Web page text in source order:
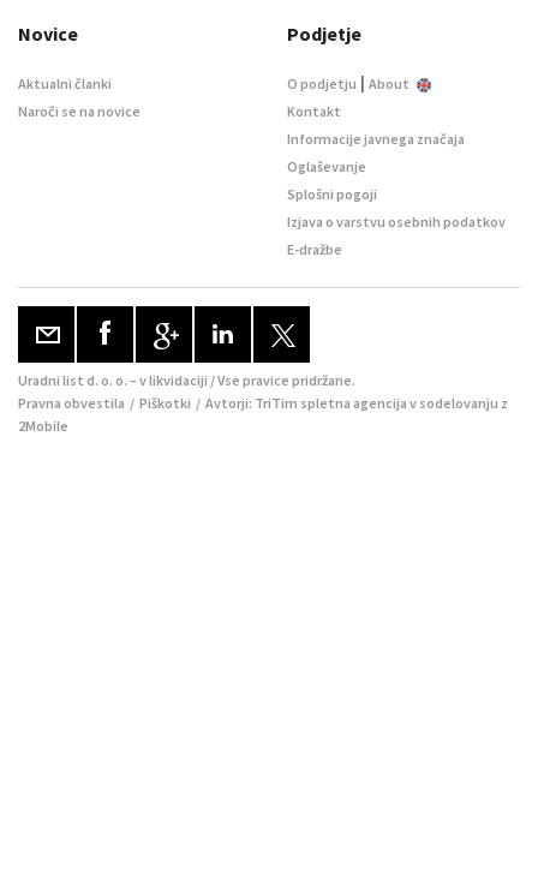
Novice
Aktualni članki
Naroči se na novice
Podjetje
O podjetju | About
Kontakt
Informacije javnega značaja
Oglaševanje
Splošni pogoji
Izjava o varstvu osebnih podatkov
E-dražbe
Uradni list d. o. o. – v likvidaciji / Vse pravice pridržane.
Pravna obvestila / Piškotki / Avtorji: TriTim spletna agencija v sodelovanju z
2Mobile